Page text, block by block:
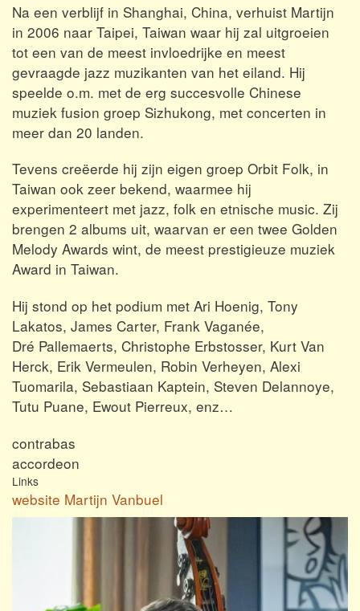
Na een verblijf in Shanghai, China, verhuist Martijn
in 2006 naar Taipei, Taiwan waar hij zal uitgroeien
tot een van de meest invloedrijke en meest
gevraagde jazz muzikanten van het eiland. Hij
speelde o.m. met de erg succesvolle Chinese
muziek fusion groep Sizhukong, met concerten in
meer dan 20 landen.
Tevens creëerde hij zijn eigen groep Orbit Folk, in
Taiwan ook zeer bekend, waarmee hij
experimenteert met jazz, folk en etnische music. Zij
brengen 2 albums uit, waarvan er een twee Golden
Melody Awards wint, de meest prestigieuze muziek
Award in Taiwan.
Hij stond op het podium met Ari Hoenig, Tony
Lakatos, James Carter, Frank Vaganée,
Dré Pallemaerts, Christophe Erbstosser, Kurt Van
Herck, Erik Vermeulen, Robin Verheyen, Alexi
Tuomarila, Sebastiaan Kaptein, Steven Delannoye,
Tutu Puane, Ewout Pierreux, enz…
contrabas
accordeon
Links
website Martijn Vanbuel